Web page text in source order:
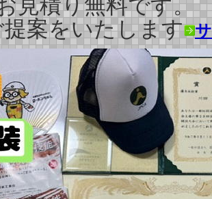
見積り無料です。
案をいたします